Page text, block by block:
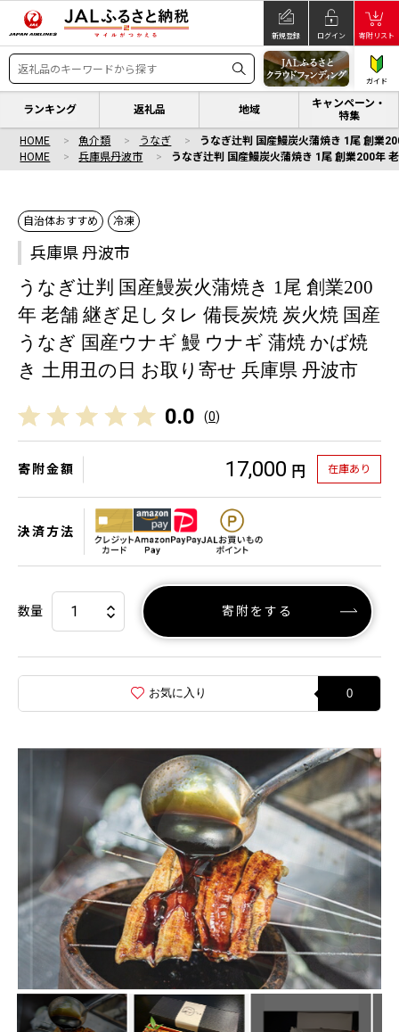
新規登録 ログイン 寄附リスト
ガイド
ランキング 返礼品 地域
キャンペーン・
特集
HOME 魚介類 うなぎ
うなぎ辻判 国産鰻炭火蒲焼き 1尾 創業
HOME
兵庫県丹波市 うなぎ辻判 国産鰻炭火蒲焼き 1尾 創業200年
自治体おすすめ 冷凍
兵庫県 丹波市
うなぎ辻判 国産鰻炭火蒲焼き 1尾 創業200
年 老舗 継ぎ足しタレ 備長炭焼 炭火焼 国産
うなぎ 国産ウナギ 鰻 ウナギ 蒲焼 かば焼
き 土用丑の日 お取り寄せ 兵庫県 丹波市
0.0 (0)
寄附金額 17,000 円 在庫あり
決済方法
数量 寄附をする
お気に入り 0